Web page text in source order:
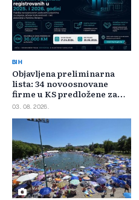
BIH
Objavljena preliminarna
lista: 34 novoosnovane
firme u KS predložene za
400.000 KM poticaja
03. 08. 2026.